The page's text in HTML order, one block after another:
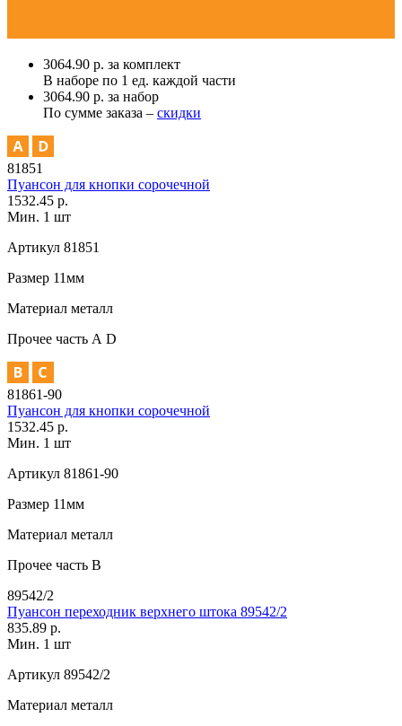
3064.90 р. за комплект
В наборе по 1 ед. каждой части
3064.90 р. за набор
По сумме заказа – скидки
81851
Пуансон для кнопки сорочечной
1532.45 р.
Мин. 1 шт
Артикул 81851
Размер 11мм
Материал металл
Прочее часть А D
81861-90
Пуансон для кнопки сорочечной
1532.45 р.
Мин. 1 шт
Артикул 81861-90
Размер 11мм
Материал металл
Прочее часть В
89542/2
Пуансон переходник верхнего штока 89542/2
835.89 р.
Мин. 1 шт
Артикул 89542/2
Материал металл